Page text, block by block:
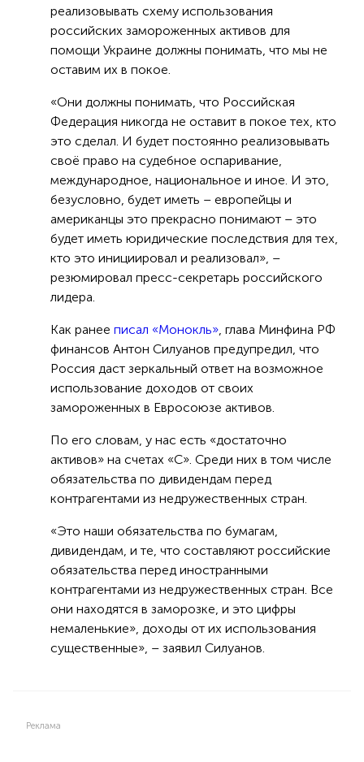
реализовывать схему использования
российских замороженных активов для
помощи Украине должны понимать, что мы не
оставим их в покое.
«Они должны понимать, что Российская
Федерация никогда не оставит в покое тех, кто
это сделал. И будет постоянно реализовывать
своё право на судебное оспаривание,
международное, национальное и иное. И это,
безусловно, будет иметь – европейцы и
американцы это прекрасно понимают – это
будет иметь юридические последствия для тех,
кто это инициировал и реализовал», –
резюмировал пресс-секретарь российского
лидера.
Как ранее писал «Монокль» , глава Минфина РФ
финансов Антон Силуанов предупредил, что
Россия даст зеркальный ответ на возможное
использование доходов от своих
замороженных в Евросоюзе активов.
По его словам, у нас есть «достаточно
активов» на счетах «С». Среди них в том числе
обязательства по дивидендам перед
контрагентами из недружественных стран.
«Это наши обязательства по бумагам,
дивидендам, и те, что составляют российские
обязательства перед иностранными
контрагентами из недружественных стран. Все
они находятся в заморозке, и это цифры
немаленькие», доходы от их использования
существенные», – заявил Силуанов.
Реклама